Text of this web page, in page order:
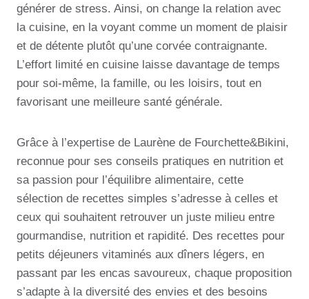
générer de stress. Ainsi, on change la relation avec
la cuisine, en la voyant comme un moment de plaisir
et de détente plutôt qu’une corvée contraignante.
L’effort limité en cuisine laisse davantage de temps
pour soi-même, la famille, ou les loisirs, tout en
favorisant une meilleure santé générale.
Grâce à l’expertise de Laurène de Fourchette&Bikini,
reconnue pour ses conseils pratiques en nutrition et
sa passion pour l’équilibre alimentaire, cette
sélection de recettes simples s’adresse à celles et
ceux qui souhaitent retrouver un juste milieu entre
gourmandise, nutrition et rapidité. Des recettes pour
petits déjeuners vitaminés aux dîners légers, en
passant par les encas savoureux, chaque proposition
s’adapte à la diversité des envies et des besoins